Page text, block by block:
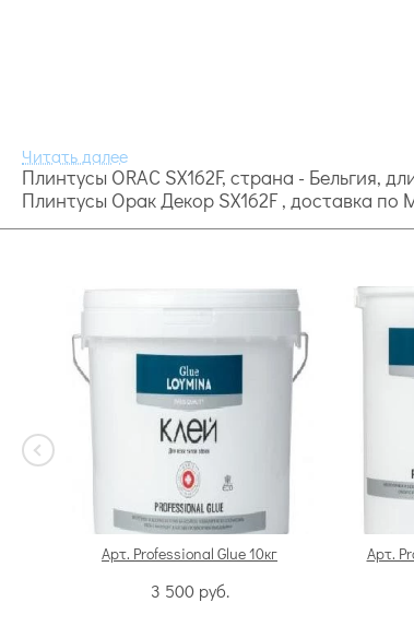
Плинтусы ORAC SX162F, страна - Бельгия,
Плинтусы Орак Декор SX162F , доставка
Арт. Professional Glue 10кг
3 500 руб.
Арт.